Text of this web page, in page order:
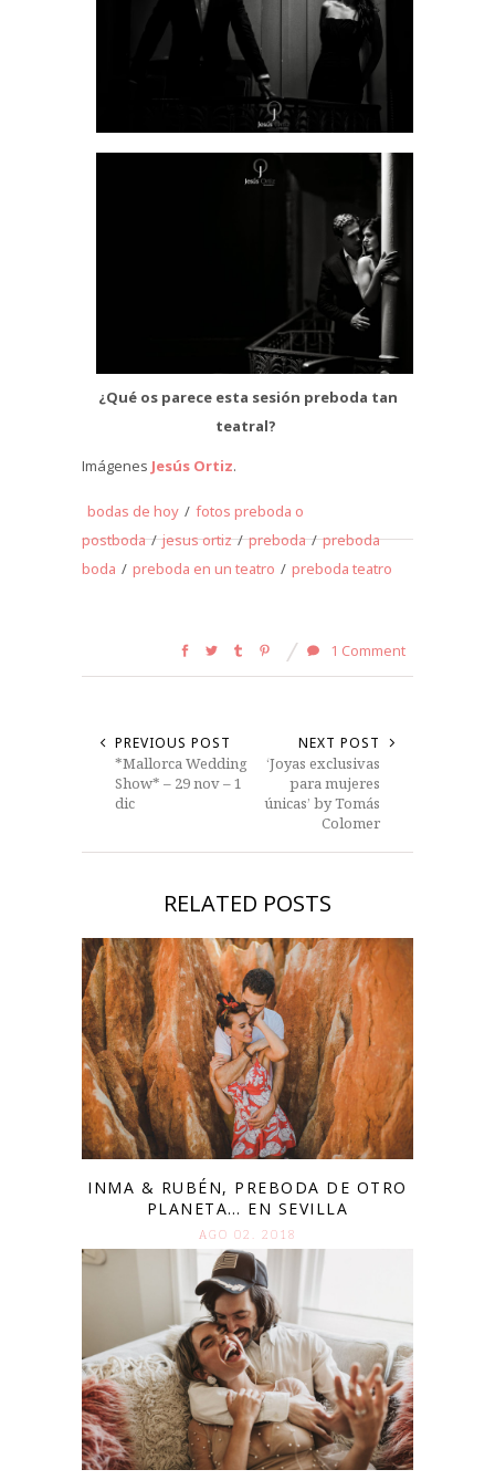
¿Qué os parece esta sesión preboda tan
teatral?
Imágenes Jesús Ortiz.
bodas de hoy / fotos preboda o
postboda / jesus ortiz / preboda / preboda
boda / preboda en un teatro / preboda teatro
1 Comment
PREVIOUS POST
*Mallorca Wedding
Show* – 29 nov – 1
dic
NEXT POST
‘Joyas exclusivas
para mujeres
únicas’ by Tomás
Colomer
RELATED POSTS
INMA & RUBÉN, PREBODA DE OTRO
PLANETA… EN SEVILLA
AGO 02. 2018